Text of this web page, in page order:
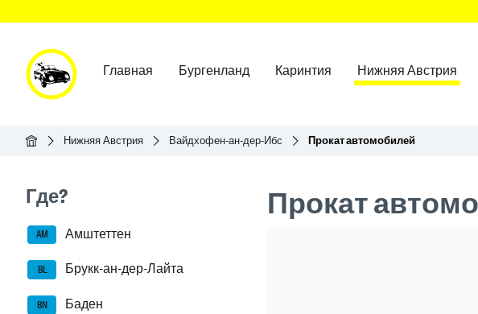
Главная Бургенланд Каринтия Нижняя Австрия
ГлавнаяНижняя Австрия Вайдхофен-ан-дер-Ибс Прокат автомобилей
Seitenleisten-Navigation
Где?
AM Амштеттен
BL Брукк-ан-дер-Лайта
BN Баден
Прокат